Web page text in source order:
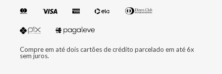
Compre em até dois cartões de crédito parcelado em até 6x
sem juros.